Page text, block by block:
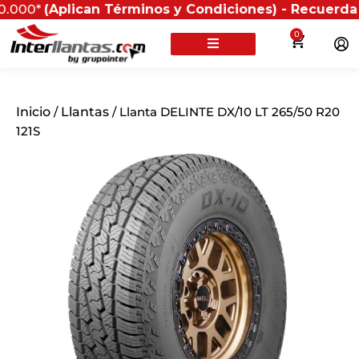
Términos y Condiciones) - Recuerda que
0
Inicio / Llantas / Llanta DELINTE DX/10 LT 265/50 R20
121S